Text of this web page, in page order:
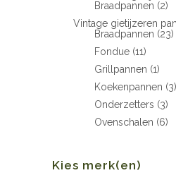
Braadpannen (2)
Vintage gietijzeren
Braadpannen (23)
Fondue (11)
Grillpannen (1)
Koekenpannen (3)
Onderzetters (3)
Ovenschalen (6)
Kies merk(en)